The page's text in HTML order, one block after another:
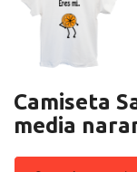
Camiseta
media